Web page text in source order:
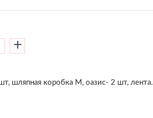
+
шляпная коробка M, оазис- 2 шт, лента.